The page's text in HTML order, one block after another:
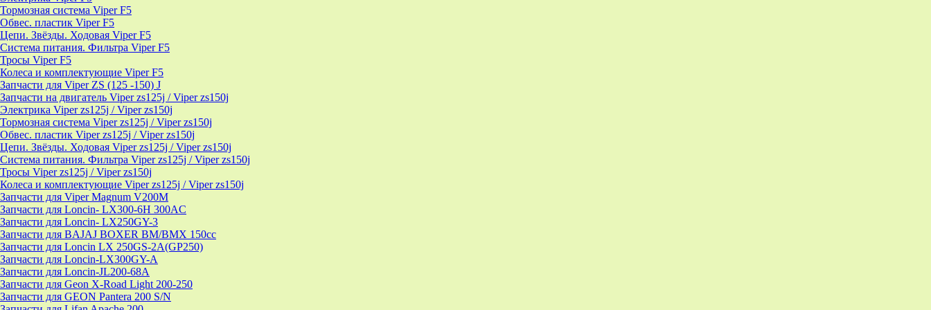
Тормозная система Viper F5
Обвес. пластик Viper F5
Цепи. Звёзды. Ходовая Viper F5
Система питания. Фильтра Viper F5
Тросы Viper F5
Колеса и комплектующие Viper F5
Запчасти для Viper ZS (125 -150) J
Запчасти на двигатель Viper zs125j / Viper zs150j
Электрика Viper zs125j / Viper zs150j
Тормозная система Viper zs125j / Viper zs150j
Обвес. пластик Viper zs125j / Viper zs150j
Цепи. Звёзды. Ходовая Viper zs125j / Viper zs150j
Система питания. Фильтра Viper zs125j / Viper zs150j
Тросы Viper zs125j / Viper zs150j
Колеса и комплектующие Viper zs125j / Viper zs150j
Запчасти для Viper Magnum V200M
Запчасти для Loncin- LX300-6H 300AC
Запчасти для Loncin- LX250GY-3
Запчасти для BAJAJ BOXER BM/ВМX 150cc
Запчасти для Loncin LX 250GS-2A(GP250)
Запчасти для Loncin-LX300GY-A
Запчасти для Loncin-JL200-68A
Запчасти для Geon X-Road Light 200-250
Запчасти для GEON Pantera 200 S/N